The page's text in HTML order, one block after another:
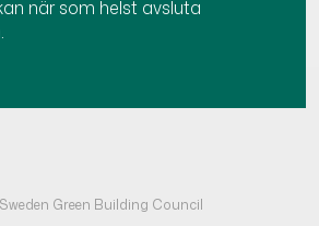
när som helst avsluta
Green Building Council